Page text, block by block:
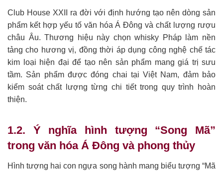
Club House XXII ra đời với định hướng tạo nên dòng sản
phẩm kết hợp yếu tố văn hóa Á Đông và chất lượng rượu
châu Âu. Thương hiệu này chọn whisky Pháp làm nền
tảng cho hương vị, đồng thời áp dụng công nghệ chế tác
kim loại hiện đại để tạo nên sản phẩm mang giá trị sưu
tầm. Sản phẩm được đóng chai tại Việt Nam, đảm bảo
kiểm soát chất lượng từng chi tiết trong quy trình hoàn
thiện.
1.2. Ý nghĩa hình tượng “Song Mã”
trong văn hóa Á Đông và phong thủy
Hình tượng hai con ngựa song hành mang biểu tượng “Mã